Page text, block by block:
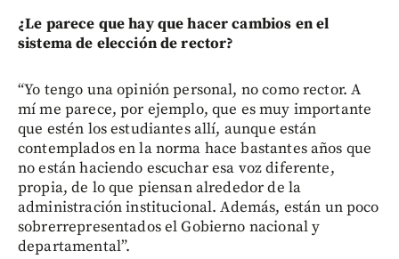
¿Le parece que hay que hacer cambios en el
sistema de elección de rector?
“Yo tengo una opinión personal, no como rector. A
mí me parece, por ejemplo, que es muy importante
que estén los estudiantes allí, aunque están
contemplados en la norma hace bastantes años que
no están haciendo escuchar esa voz diferente,
propia, de lo que piensan alrededor de la
administración institucional. Además, están un poco
sobrerrepresentados el Gobierno nacional y
departamental”.